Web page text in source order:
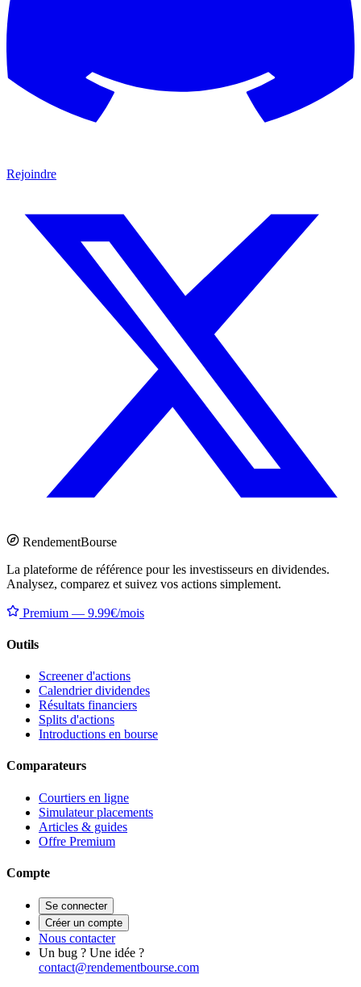
Rejoindre
RendementBourse
La plateforme de référence pour les investisseurs en dividendes.
Analysez, comparez et suivez vos actions simplement.
Premium — 9.99€/mois
Outils
Screener d'actions
Calendrier dividendes
Résultats financiers
Splits d'actions
Introductions en bourse
Comparateurs
Courtiers en ligne
Simulateur placements
Articles & guides
Offre Premium
Compte
Se connecter
Créer un compte
Nous contacter
Un bug ? Une idée ?
contact@rendementbourse.com